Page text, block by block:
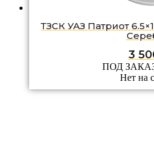
ТЗСК УАЗ Патриот
3
ПОД
Нет на